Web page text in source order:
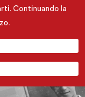
Continuando la